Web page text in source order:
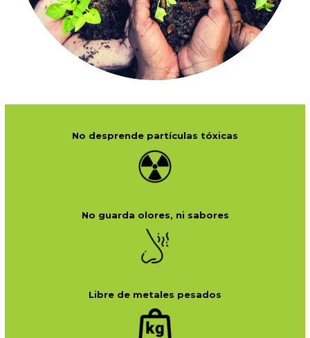
No desprende partículas tóxicas
No guarda olores, ni sabores
Libre de metales pesados